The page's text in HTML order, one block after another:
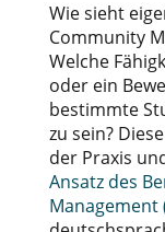
Wie sieht
Community
Welche
oder ein
bestimmte
zu sein?
der Praxis
Ansatz des
Management